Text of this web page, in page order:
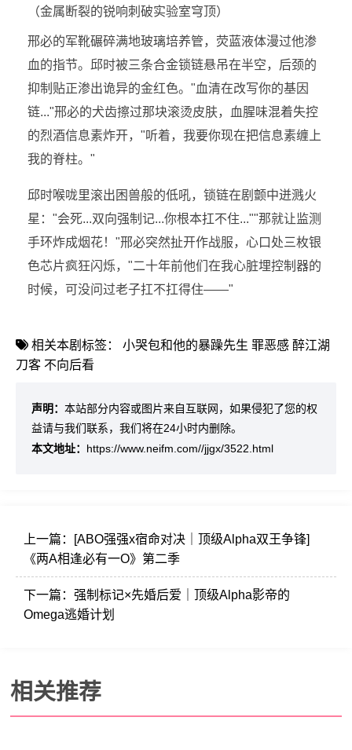
（金属断裂的锐响刺破实验室穹顶）
邢必的军靴碾碎满地玻璃培养管，荧蓝液体漫过他渗
血的指节。邱时被三条合金锁链悬吊在半空，后颈的
抑制贴正渗出诡异的金红色。"血清在改写你的基因
链..."邢必的犬齿擦过那块滚烫皮肤，血腥味混着失控
的烈酒信息素炸开，"听着，我要你现在把信息素缠上
我的脊柱。"
邱时喉咙里滚出困兽般的低吼，锁链在剧颤中迸溅火
星："会死...双向强制记...你根本扛不住...""那就让监测
手环炸成烟花！"邢必突然扯开作战服，心口处三枚银
色芯片疯狂闪烁，"二十年前他们在我心脏埋控制器的
时候，可没问过老子扛不扛得住——"
相关本剧标签： 小哭包和他的暴躁先生 罪恶感 醉江湖
刀客 不向后看
声明： 本站部分内容或图片来自互联网，如果侵犯了您的权
益请与我们联系，我们将在24小时内删除。
本文地址： https://www.neifm.com//jjgx/3522.html
上一篇：
[ABO强强x宿命对决｜顶级Alpha双王争锋]
《两A相逢必有一O》第二季
下一篇： 强制标记×先婚后爱｜顶级Alpha影帝的
Omega逃婚计划
相关推荐